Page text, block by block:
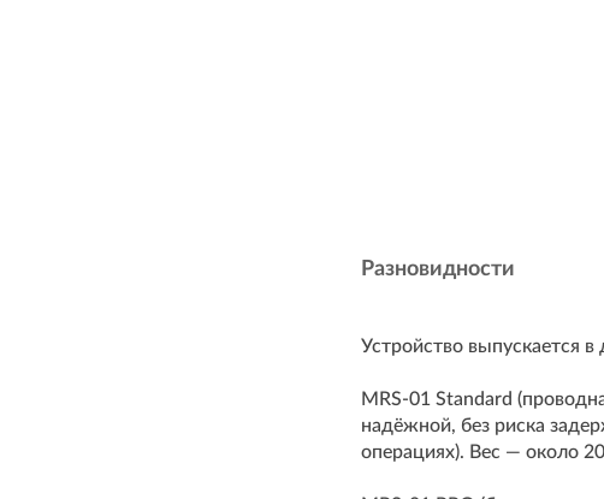
Разновидности
Устройство выпускается
MRS-01 Standard
надёжной, без риска
операциях). Вес — около